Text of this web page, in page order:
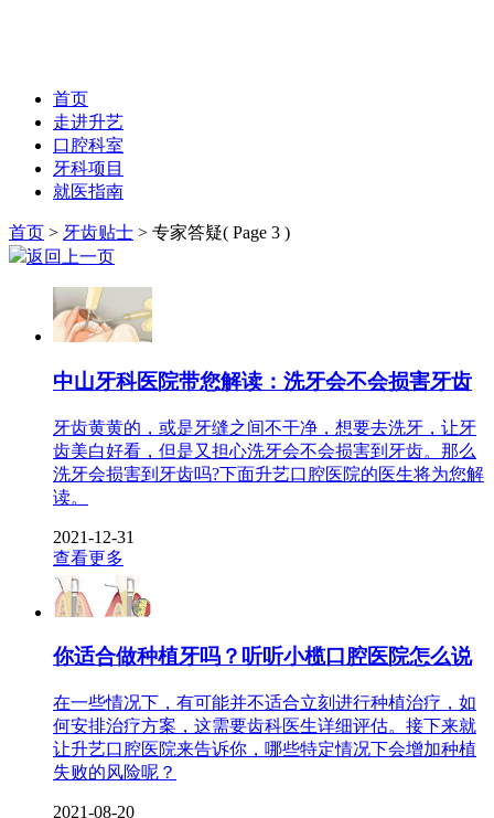
首页
走进升艺
口腔科室
牙科项目
就医指南
首页 > 牙齿贴士 > 专家答疑( Page 3 )
返回上一页
中山牙科医院带您解读：洗牙会不会损害牙齿
牙齿黄黄的，或是牙缝之间不干净，想要去洗牙，让牙
齿美白好看，但是又担心洗牙会不会损害到牙齿。那么
洗牙会损害到牙齿吗?下面升艺口腔医院的医生将为您解
读。
2021-12-31
查看更多
你适合做种植牙吗？听听小榄口腔医院怎么说
在一些情况下，有可能并不适合立刻进行种植治疗，如
何安排治疗方案，这需要齿科医生详细评估。接下来就
让升艺口腔医院来告诉你，哪些特定情况下会增加种植
失败的风险呢？
2021-08-20